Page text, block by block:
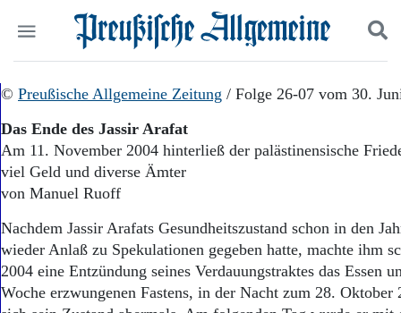
Politik
Wirtschaft
Panorama
Gesellschaft
Ostpreußen
Pommern
Berlin-Brandenburg
Schlesien
Danzig und Westpreußen
Suchen und finden
© Preußische Allgemeine Zeitung / Folge 26-07 vom 30.
Das Ende des Jassir Arafat
Am 11. November 2004 hinterließ der palästinensische
viel Geld und diverse Ämter
von Manuel Ruoff
Nachdem Jassir Arafats Gesundheitszustand schon in den
wieder Anlaß zu Spekulationen gegeben hatte, machte ihm
2004 eine Entzündung seines Verdauungstraktes das Essen
Woche erzwungenen Fastens, in der Nacht zum 28. Oktober